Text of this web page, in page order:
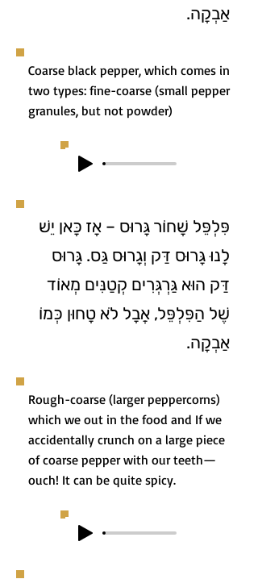
אַבְקָה.
Coarse black pepper, which comes in
two types: fine-coarse (small pepper
granules, but not powder)
פִּלְפֵּל שָׁחוֹר גָּרוּס – אָז כָּאן יֵשׁ
לָנוּ גָּרוּס דַּק וְגָרוּס גַּס. גָּרוּס
דַּק הוּא גַּרְגְּרִים קְטַנִּים מְאוֹד
שֶׁל הַפִּלְפֵּל, אֲבָל לֹא טָחוּן כְּמוֹ
אַבְקָה.
Rough-coarse (larger peppercorns)
which we out in the food and If we
accidentally crunch on a large piece
of coarse pepper with our teeth—
ouch! It can be quite spicy.